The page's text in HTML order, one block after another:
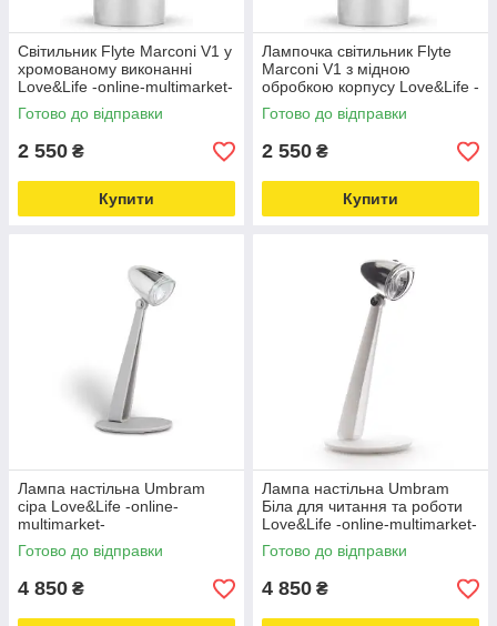
Світильник Flyte Marconi V1 у
хромованому виконанні
Love&Life -online-multimarket-
Готово до відправки
2 550 ₴
Купити
Лампочка світильник Flyte
Marconi V1 з мідною
обробкою корпусу Love&Life -
online-multimarket-
Готово до відправки
2 550 ₴
Купити
Лампа настільна Umbram
сіра Love&Life -online-
multimarket-
Готово до відправки
4 850 ₴
Лампа настільна Umbram
Біла для читання та роботи
Love&Life -online-multimarket-
Готово до відправки
4 850 ₴